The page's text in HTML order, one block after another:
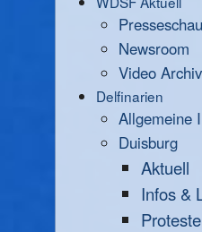
Newsroom
Video Archiv
Delfinarien
Allgemeine
Duisburg
Aktuell
Infos &
Proteste